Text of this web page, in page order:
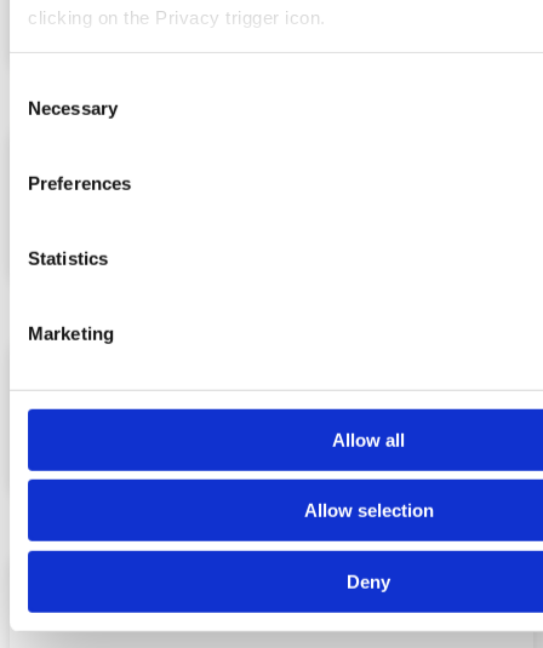
clicking on the Privacy trigger icon.
Collect information about your geographical location
(fingerprinting)
preferences in the
features and to analyse our traffic. We also share
combine it with other information that you’ve provided to
collected from your use of their services.
Selection
Necessary
Preferences
Statistics
Marketing
Allow all
Allow selection
Deny
Finances et comptabilité
Gestion d’entrepôt